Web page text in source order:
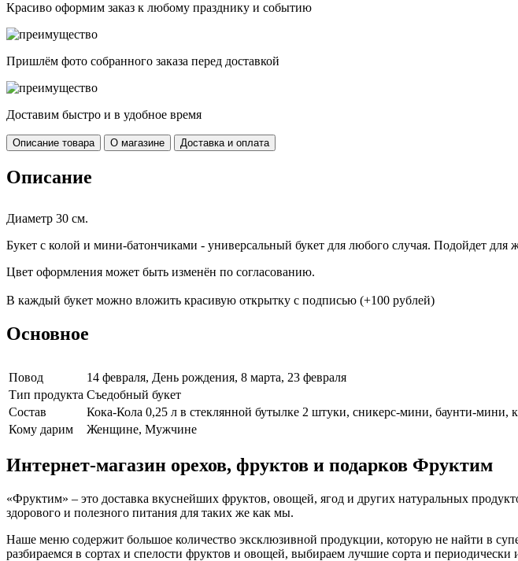
Красиво оформим заказ к любому празднику и событию
Пришлём фото собранного заказа перед доставкой
Доставим быстро и в удобное время
Описание товара О магазине Доставка и оплата
Описание
Диаметр 30 см.
Букет с колой и мини-батончиками - универсальный букет для любого случая. Подойдет
Цвет оформления может быть изменён по согласованию.
В каждый букет можно вложить красивую открытку с подписью (+100 рублей)
Основное
Повод
14 февраля, День рождения, 8 марта, 23 февраля
Тип продукта Съедобный букет
Cостав
Кока-Кола 0,25 л в стеклянной бутылке 2 штуки, сникерс-мини, баунти-мини,
Кому дарим
Женщине, Мужчине
Интернет-магазин орехов, фруктов и подарков Фруктим
«Фруктим» – это доставка вкуснейших фруктов, овощей, ягод и других натуральных
здорового и полезного питания для таких же как мы.
Наше меню содержит большое количество эксклюзивной продукции, которую не найти в
разбираемся в сортах и спелости фруктов и овощей, выбираем лучшие сорта и